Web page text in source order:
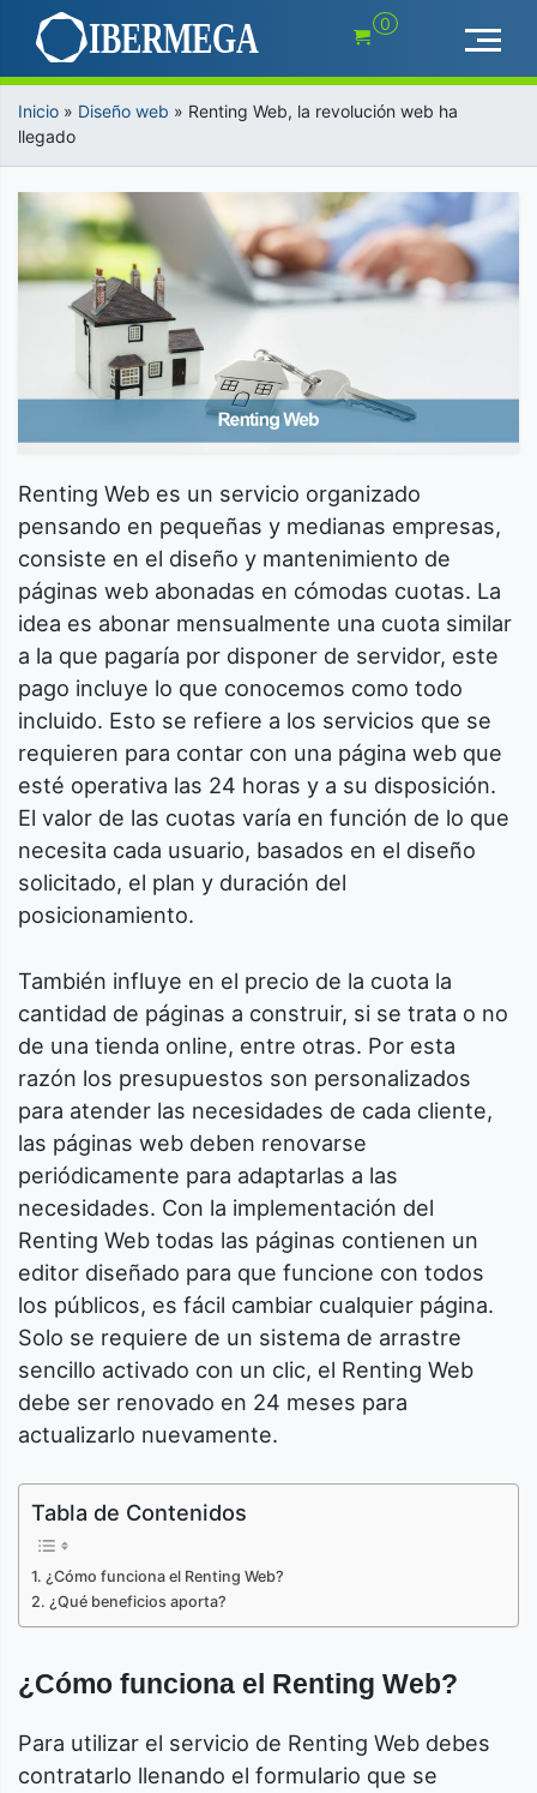
contenido
0
Inicio » Diseño web » Renting Web, la revolución web ha
llegado
Renting Web es un servicio organizado
pensando en pequeñas y medianas empresas,
consiste en el diseño y mantenimiento de
páginas web abonadas en cómodas cuotas. La
idea es abonar mensualmente una cuota similar
a la que pagaría por disponer de servidor, este
pago incluye lo que conocemos como todo
incluido. Esto se refiere a los servicios que se
requieren para contar con una página web que
esté operativa las 24 horas y a su disposición.
El valor de las cuotas varía en función de lo que
necesita cada usuario, basados en el diseño
solicitado, el plan y duración del
posicionamiento.
También influye en el precio de la cuota la
cantidad de páginas a construir, si se trata o no
de una tienda online, entre otras. Por esta
razón los presupuestos son personalizados
para atender las necesidades de cada cliente,
las páginas web deben renovarse
periódicamente para adaptarlas a las
necesidades. Con la implementación del
Renting Web todas las páginas contienen un
editor diseñado para que funcione con todos
los públicos, es fácil cambiar cualquier página.
Solo se requiere de un sistema de arrastre
sencillo activado con un clic, el Renting Web
debe ser renovado en 24 meses para
actualizarlo nuevamente.
Tabla de Contenidos
¿Cómo funciona el Renting Web?
¿Qué beneficios aporta?
¿Cómo funciona el Renting Web?
Para utilizar el servicio de Renting Web debes
contratarlo llenando el formulario que se